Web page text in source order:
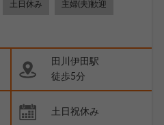
土日休み 主婦(夫)歓迎
田川伊田駅
徒歩5分
土日祝休み